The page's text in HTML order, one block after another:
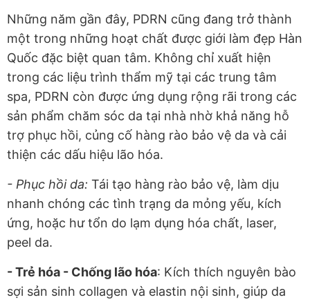
Những năm gần đây, PDRN cũng đang trở thành
một trong những hoạt chất được giới làm đẹp Hàn
Quốc đặc biệt quan tâm. Không chỉ xuất hiện
trong các liệu trình thẩm mỹ tại các trung tâm
spa, PDRN còn được ứng dụng rộng rãi trong các
sản phẩm chăm sóc da tại nhà nhờ khả năng hỗ
trợ phục hồi, củng cố hàng rào bảo vệ da và cải
thiện các dấu hiệu lão hóa.
- Phục hồi da: Tái tạo hàng rào bảo vệ, làm dịu
nhanh chóng các tình trạng da mỏng yếu, kích
ứng, hoặc hư tổn do lạm dụng hóa chất, laser,
peel da.
- Trẻ hóa - Chống lão hóa: Kích thích nguyên bào
sợi sản sinh collagen và elastin nội sinh, giúp da